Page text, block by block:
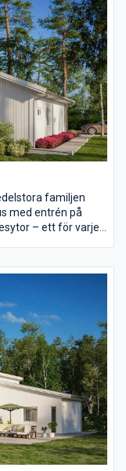
familjen
med entrén på
– ett för varje